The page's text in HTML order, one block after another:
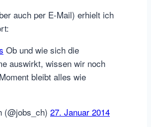
auch per E-Mail) erhielt ich
Ob und wie sich die
auswirkt, wissen wir noch
bleibt alles wie
27. Januar 2014